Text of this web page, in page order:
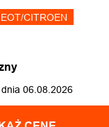
CITROEN
06.08.2026